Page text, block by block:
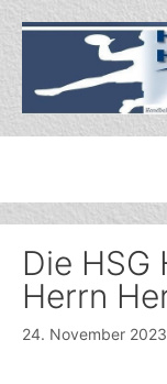
Inhalt
Die
Herrn
24. November 2023